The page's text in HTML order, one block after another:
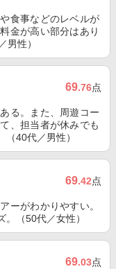
食事などのレベルが
金が高い部分はあり
男性）
69.76点
る。また、周遊コー
、担当者が休みでも
40代／男性）
69.42点
ーがわかりやすい。
（50代／女性）
69.03点